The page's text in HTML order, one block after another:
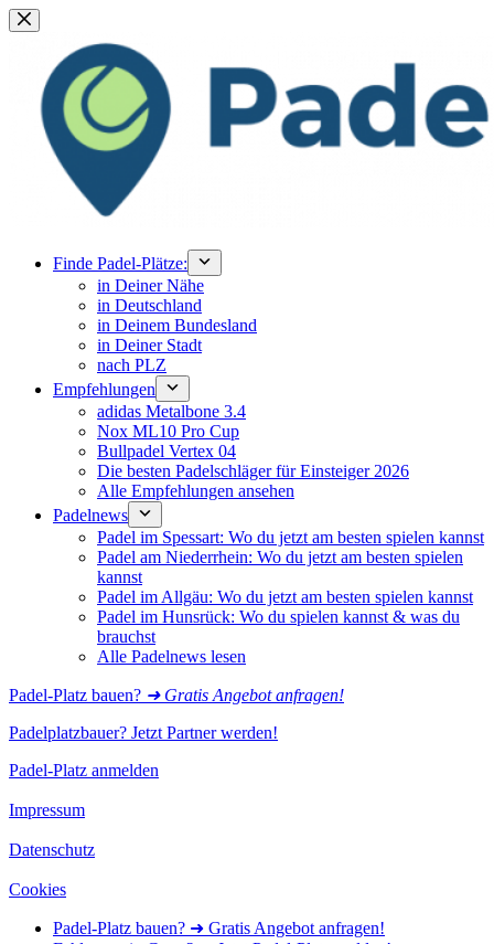
Zum
Inhalt
springen
Finde Padel-Plätze:
in Deiner Nähe
in Deutschland
in Deinem Bundesland
in Deiner Stadt
nach PLZ
Empfehlungen
adidas Metalbone 3.4
Nox ML10 Pro Cup
Bullpadel Vertex 04
Die besten Padelschläger für Einsteiger 2026
Alle Empfehlungen ansehen
Padelnews
Padel im Spessart: Wo du jetzt am besten spielen kannst
Padel am Niederrhein: Wo du jetzt am besten spielen
kannst
Padel im Allgäu: Wo du jetzt am besten spielen kannst
Padel im Hunsrück: Wo du spielen kannst & was du
brauchst
Alle Padelnews lesen
Padel-Platz bauen? ➜ Gratis Angebot anfragen!
Padelplatzbauer? Jetzt Partner werden!
Padel-Platz anmelden
Impressum
Datenschutz
Cookies
Padel-Platz bauen? ➜ Gratis Angebot anfragen!